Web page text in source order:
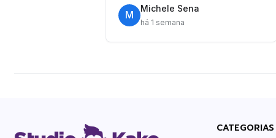
M
Michele Sena
há 1 semana
CATEGORIAS